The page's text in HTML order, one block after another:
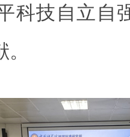
科技自立自